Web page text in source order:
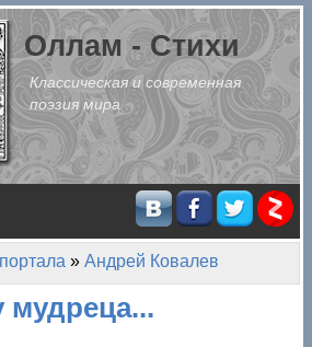
содержанию
Оллам - Стихи
Классическая и современная
поэзия мира
» Андрей Ковалев
мудреца...